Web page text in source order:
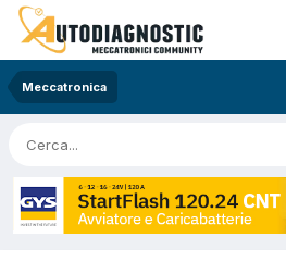
Meccatronica